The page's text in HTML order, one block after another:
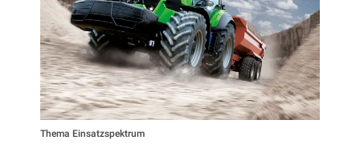
Thema Einsatzspektrum